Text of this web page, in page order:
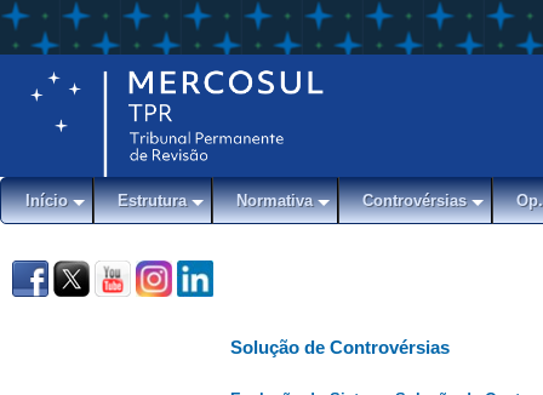
Início Estrutura Normativa Controvérsias
Solução de Controvérsias